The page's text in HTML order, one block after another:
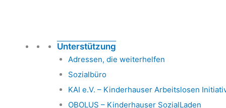
Unterstützung
Adressen, die weiterhelfen
Sozialbüro
KAI e.V. – Kinderhauser Arbeitslosen
OBOLUS – Kinderhauser SozialLaden